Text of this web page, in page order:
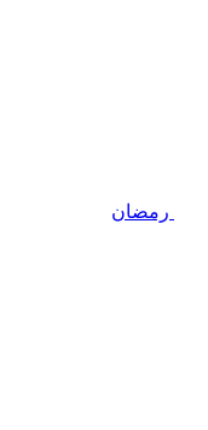
رمضان